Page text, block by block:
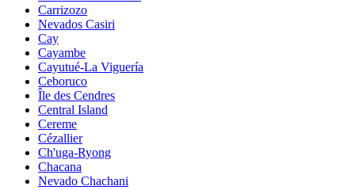
Carrizozo
Nevados Casiri
Cay
Cayambe
Cayutué-La Viguería
Ceboruco
Île des Cendres
Central Island
Cereme
Cézallier
Ch'uga-Ryong
Chacana
Nevado Chachani